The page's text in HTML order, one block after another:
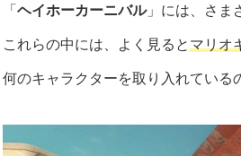
「 ヘイホーカーニバル」には、さま
これらの中には、よく見ると マリオ
何のキャラクターを取り入れている